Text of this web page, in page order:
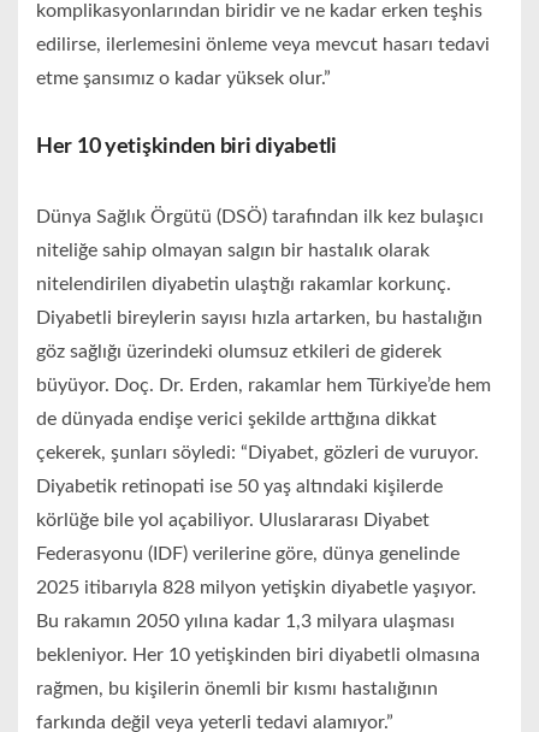
komplikasyonlarından biridir ve ne kadar erken teşhis
edilirse, ilerlemesini önleme veya mevcut hasarı tedavi
etme şansımız o kadar yüksek olur.”
Her 10 yetişkinden biri diyabetli
Dünya Sağlık Örgütü (DSÖ) tarafından ilk kez bulaşıcı
niteliğe sahip olmayan salgın bir hastalık olarak
nitelendirilen diyabetin ulaştığı rakamlar korkunç.
Diyabetli bireylerin sayısı hızla artarken, bu hastalığın
göz sağlığı üzerindeki olumsuz etkileri de giderek
büyüyor. Doç. Dr. Erden, rakamlar hem Türkiye’de hem
de dünyada endişe verici şekilde arttığına dikkat
çekerek, şunları söyledi: “Diyabet, gözleri de vuruyor.
Diyabetik retinopati ise 50 yaş altındaki kişilerde
körlüğe bile yol açabiliyor. Uluslararası Diyabet
Federasyonu (IDF) verilerine göre, dünya genelinde
2025 itibarıyla 828 milyon yetişkin diyabetle yaşıyor.
Bu rakamın 2050 yılına kadar 1,3 milyara ulaşması
bekleniyor. Her 10 yetişkinden biri diyabetli olmasına
rağmen, bu kişilerin önemli bir kısmı hastalığının
farkında değil veya yeterli tedavi alamıyor.”